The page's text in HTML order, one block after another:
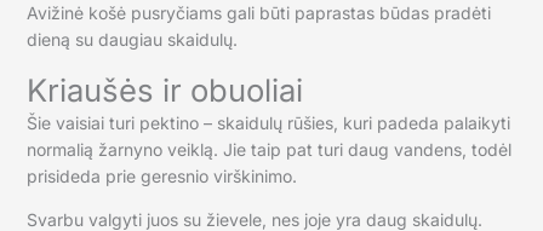
Avižinė košė pusryčiams gali būti paprastas būdas pradėti
dieną su daugiau skaidulų.
Kriaušės ir obuoliai
Šie vaisiai turi pektino – skaidulų rūšies, kuri padeda palaikyti
normalią žarnyno veiklą. Jie taip pat turi daug vandens, todėl
prisideda prie geresnio virškinimo.
Svarbu valgyti juos su žievele, nes joje yra daug skaidulų.